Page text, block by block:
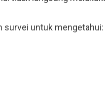
survei untuk mengetahui: